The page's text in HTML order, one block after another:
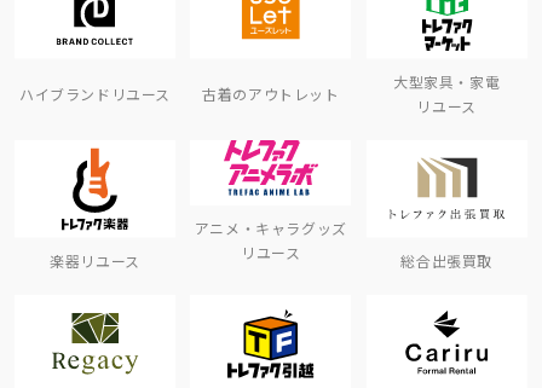
ハイブランドリユース 古着のアウトレット
大型家具・家電
リユース
楽器リユース
アニメ・キャラグッズ
リユース
総合出張買取